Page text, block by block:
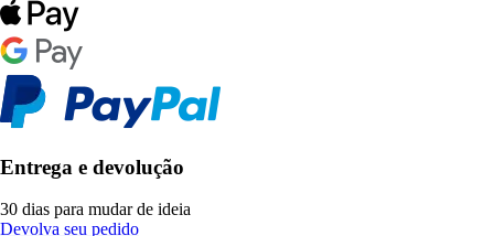
Entrega e devolução
30 dias para mudar de ideia
Devolva seu pedido